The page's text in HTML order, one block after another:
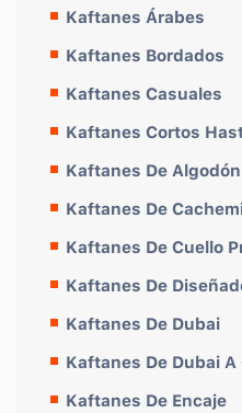
Kaftanes Árabes
Kaftanes Bordados
Kaftanes Casuales
Kaftanes Cortos
Kaftanes De Algodón
Kaftanes De
Kaftanes De Cuello
Kaftanes De
Kaftanes De Dubai
Kaftanes De Dubai A
Kaftanes De Encaje